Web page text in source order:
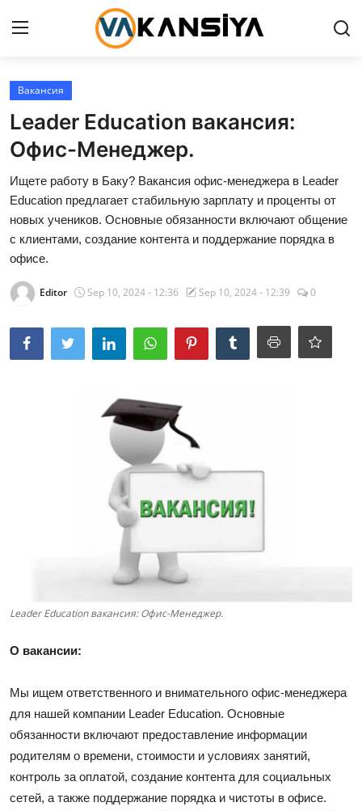
Login
Главная страница
Contact
RU
Вакансия
Leader Education вакансия:
Офис-Менеджер.
Ищете работу в Баку? Вакансия офис-менеджера в Leader
Education предлагает стабильную зарплату и проценты от
новых учеников. Основные обязанности включают общение
с клиентами, создание контента и поддержание порядка в
офисе.
Editor Sep 10, 2024 - 12:36 Sep 10, 2024 - 12:39 0
Leader Education вакансия: Офис-Менеджер.
О вакансии:
Мы ищем ответственного и внимательного офис-менеджера
для нашей компании Leader Education. Основные
обязанности включают предоставление информации
родителям о времени, стоимости и условиях занятий,
контроль за оплатой, создание контента для социальных
сетей, а также поддержание порядка и чистоты в офисе.